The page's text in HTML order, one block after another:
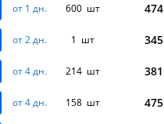
от 1 дн. 600 шт 474
от 2 дн. 1 шт 345
от 4 дн. 214 шт 381
от 4 дн. 158 шт 475